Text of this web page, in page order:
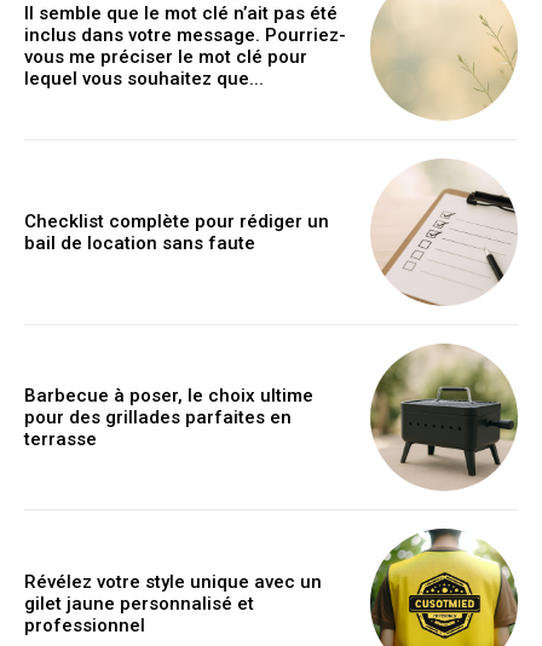
Il semble que le mot clé n’ait pas été
inclus dans votre message. Pourriez-
vous me préciser le mot clé pour
lequel vous souhaitez que...
Checklist complète pour rédiger un
bail de location sans faute
Barbecue à poser, le choix ultime
pour des grillades parfaites en
terrasse
Révélez votre style unique avec un
gilet jaune personnalisé et
professionnel